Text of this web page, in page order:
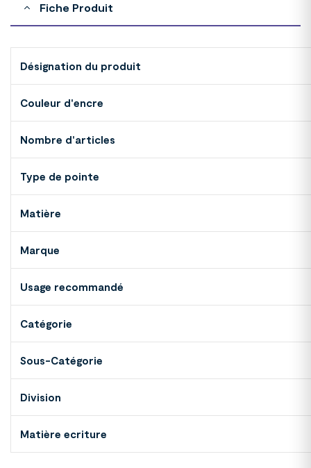
Fiche Produit
Désignation du produit
Couleur d'encre
Nombre d'articles
Type de pointe
Matière
Marque
Usage recommandé
Catégorie
Sous-Catégorie
Division
Matière ecriture